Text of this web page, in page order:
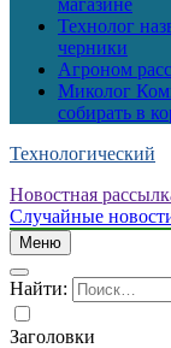
магазине
Технолог
черники
Агроном
Миколог
собирать в
Технологический
Новостная
Случайные
Меню
Найти:
Заголовки